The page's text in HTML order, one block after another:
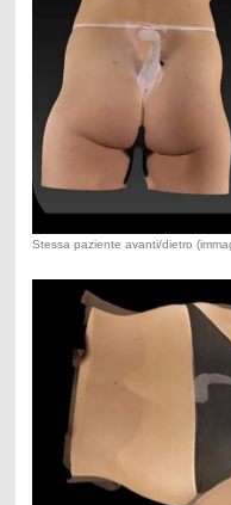
Stessa paziente avanti/dietro